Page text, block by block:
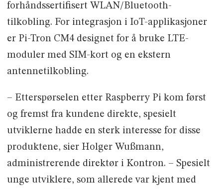
forhåndssertifisert WLAN/Bluetooth-
tilkobling. For integrasjon i IoT-applikasjoner
er Pi-Tron CM4 designet for å bruke LTE-
moduler med SIM-kort og en ekstern
antennetilkobling.
– Etterspørselen etter Raspberry Pi kom først
og fremst fra kundene direkte, spesielt
utviklerne hadde en sterk interesse for disse
produktene, sier Holger Wußmann,
administrerende direktør i Kontron. – Spesielt
unge utviklere, som allerede var kjent med